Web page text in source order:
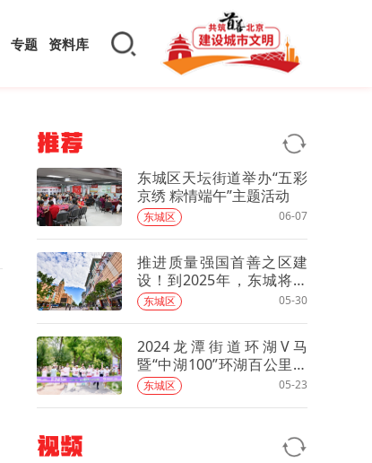
专题 资料库
推荐
东城区天坛街道举办“五彩
京绣 粽情端午”主题活动
东城区 06-07
推进质量强国首善之区建
设！到2025年，东城将有
这些提升
东城区 05-30
2024龙潭街道环湖V马
暨“中湖100”环湖百公里接
力正式开赛
东城区 05-23
视频